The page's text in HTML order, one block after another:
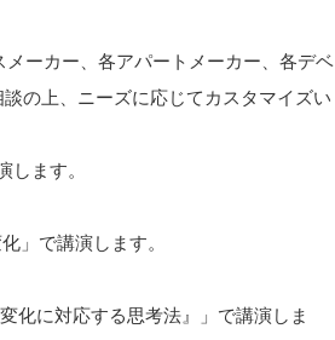
ーカー、各アパートメーカー、各デベ
の上、ニーズに応じてカスタマイズい
ます。
」で講演します。
化に対応する思考法』」で講演しま